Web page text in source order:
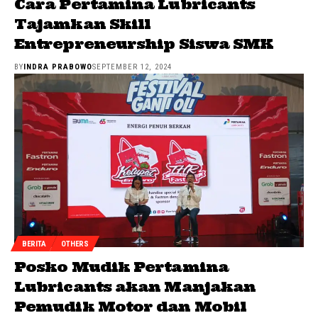
Cara Pertamina Lubricants
Tajamkan Skill
Entrepreneurship Siswa SMK
BY INDRA PRABOWOSEPTEMBER 12, 2024
BERITA OTHERS
Posko Mudik Pertamina
Lubricants akan Manjakan
Pemudik Motor dan Mobil